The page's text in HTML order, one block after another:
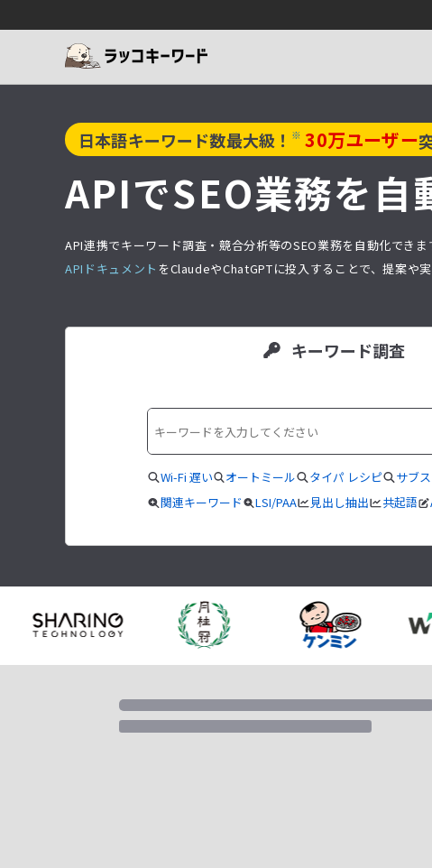
日本語キーワード数最大級！ ※ 30万ユーザー
APIでSEO業務を自
API連携でキーワード調査・競合分析等のSEO業務を自動化でき
APIドキュメント をClaudeやChatGPTに投入することで、提案や
キーワード調査
Wi-Fi 遅い オートミール タイパ レシピ サブ
関連キーワード LSI/PAA 見出し抽出 共起語